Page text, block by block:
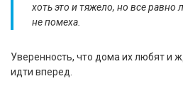
хоть это и тяжело, но все равно
не помеха.
Уверенность, что дома их любят и
идти вперед.